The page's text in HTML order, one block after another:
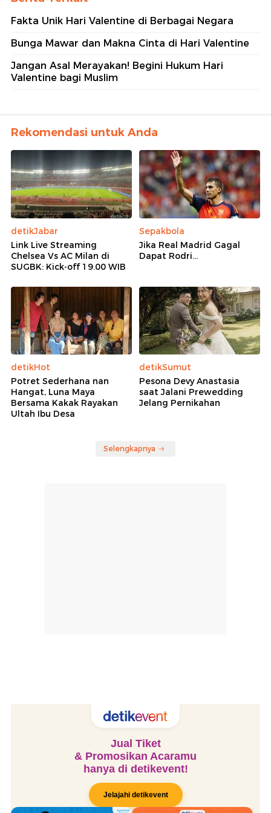
Fakta Unik Hari Valentine di Berbagai Negara
Bunga Mawar dan Makna Cinta di Hari Valentine
Jangan Asal Merayakan! Begini Hukum Hari
Valentine bagi Muslim
Rekomendasi untuk Anda
detikJabar
Link Live Streaming
Chelsea Vs AC Milan di
SUGBK: Kick-off 19.00 WIB
Sepakbola
Jika Real Madrid Gagal
Dapat Rodri...
detikHot
Potret Sederhana nan
Hangat, Luna Maya
Bersama Kakak Rayakan
Ultah Ibu Desa
detikSumut
Pesona Devy Anastasia
saat Jalani Prewedding
Jelang Pernikahan
Selengkapnya